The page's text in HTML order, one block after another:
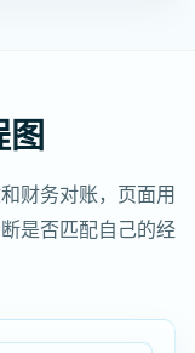
财务对账，页面用
是否匹配自己的经